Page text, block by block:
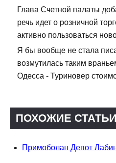
Глава Счетной палаты
речь идет о розничной
активно пользоваться
Я бы вообще не стала
возмутилась таким
Одесса - Туриновер
ПОХОЖИЕ СТАТЬИ
Примоболан Депот